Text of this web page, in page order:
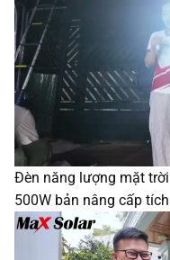
Đèn năng lượng mặt
500W bản nâng cấp